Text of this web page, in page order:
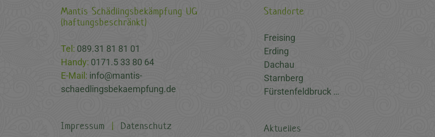
Mantis Schädlingsbekämpfung UG
(haftungsbeschränkt)
Tel: 089.31 81 81 01
Handy: 0171.5 33 80 64
E-Mail: info@mantis-
schaedlingsbekaempfung.de
Impressum | Datenschutz
Standorte
Freising
Erding
Dachau
Starnberg
Fürstenfeldbruck …
Aktuelles